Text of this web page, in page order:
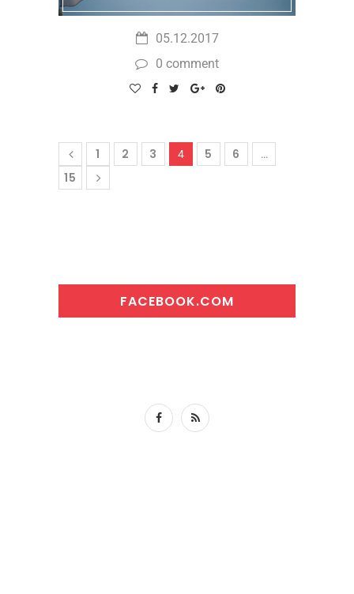
05.12.2017
0 comment
1 2 3 4 5 6 …
15
FACEBOOK.COM